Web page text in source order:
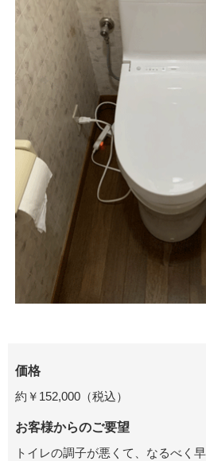
価格
約￥152,000（税込）
お客様からのご要望
トイレの調子が悪くて、なるべく